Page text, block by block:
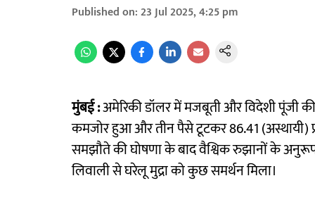
Published on:23 Jul 2025, 4:25 pm
मुंबई :अमेरिकी डॉलर में मजबूती और विदेशी पूंजी
कमजोर हुआ और तीन पैसे टूटकर 86.41 (अस्थायी)
समझौते की घोषणा के बाद वैश्विक रुझानों के
लिवाली से घरेलू मुद्रा को कुछ समर्थन मिला।